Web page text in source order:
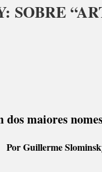
SOBRE
dos maiores
Por Guillerme